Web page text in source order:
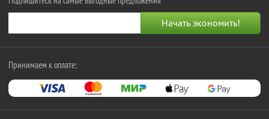
Принимаем к оплате: